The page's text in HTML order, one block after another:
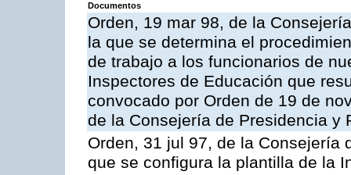
Documentos
Orden, 19 mar 98, de la
la que se determina el
de trabajo a los funcionarios de
Inspectores de Educación que
convocado por Orden de 19 de
de la Consejería de Presidencia y
Orden, 31 jul 97, de la Consejería
que se configura la plantilla de la